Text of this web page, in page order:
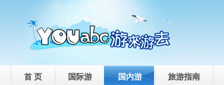
首 页 国际游 国内游 旅游指南